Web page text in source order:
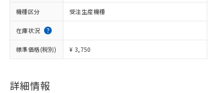
機種区分 受注生産機種
在庫状況
標準価格(税別) ¥ 3,750
詳細情報